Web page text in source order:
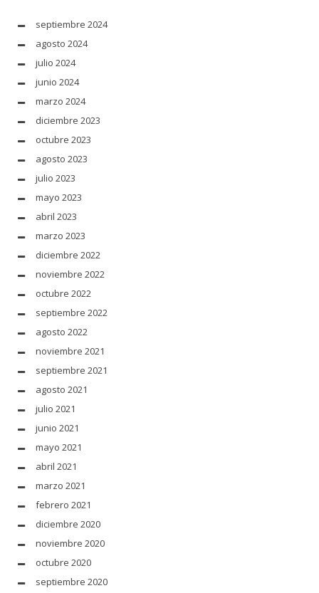
septiembre 2024
agosto 2024
julio 2024
junio 2024
marzo 2024
diciembre 2023
octubre 2023
agosto 2023
julio 2023
mayo 2023
abril 2023
marzo 2023
diciembre 2022
noviembre 2022
octubre 2022
septiembre 2022
agosto 2022
noviembre 2021
septiembre 2021
agosto 2021
julio 2021
junio 2021
mayo 2021
abril 2021
marzo 2021
febrero 2021
diciembre 2020
noviembre 2020
octubre 2020
septiembre 2020